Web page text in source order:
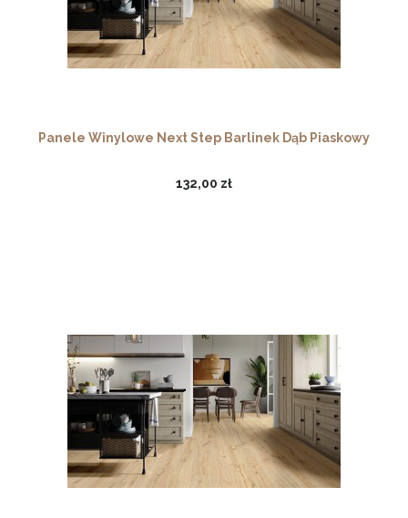
Panele Winylowe Next Step Barlinek Dąb Piaskowy
132,00 zł